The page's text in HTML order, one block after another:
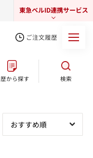
東急ベルID連携サービス
ップ
ご注文履歴
から探す 検索